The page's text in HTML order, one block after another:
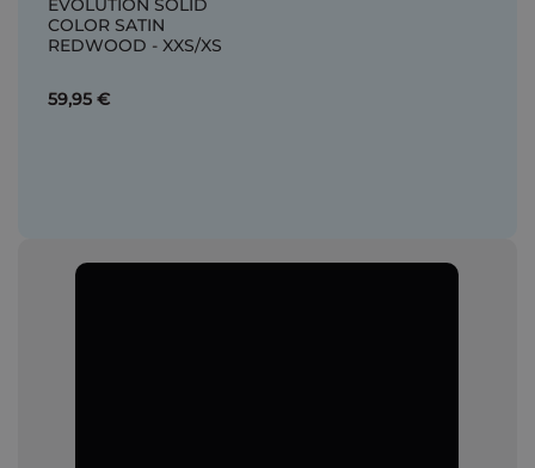
EVOLUTION SOLID
COLOR SATIN
REDWOOD - XXS/XS
59,95 €